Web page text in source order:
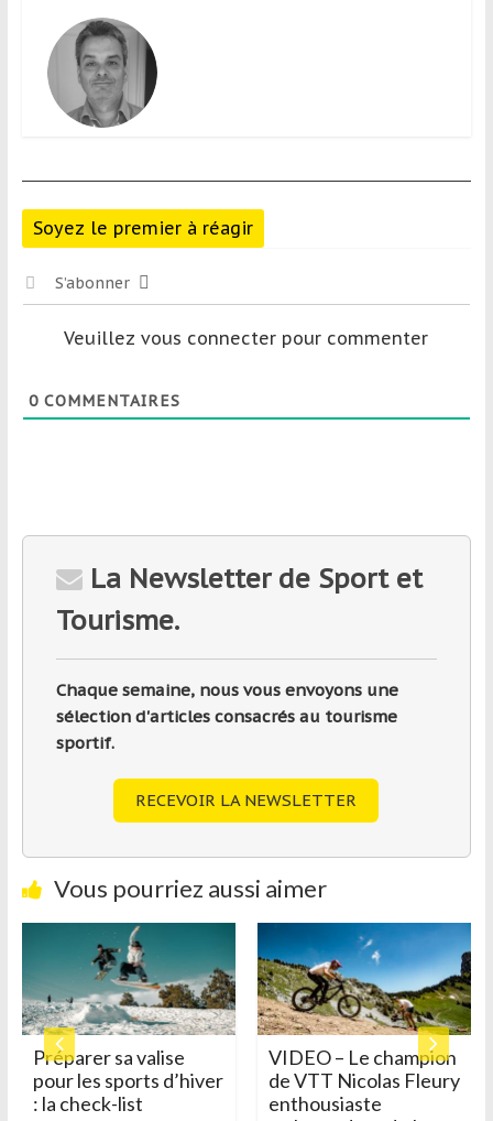
Soyez le premier à réagir
S’abonner
Veuillez vous connecter pour commenter
0COMMENTAIRES
La Newsletter de Sport et
Tourisme.
Chaque semaine, nous vous envoyons une
sélection d'articles consacrés au tourisme
sportif.
RECEVOIR LA NEWSLETTER
Vous pourriez aussi aimer
Préparer sa valise
pour les sports d’hiver
: la check-list
VIDEO – Le champion
de VTT Nicolas Fleury
enthousiaste